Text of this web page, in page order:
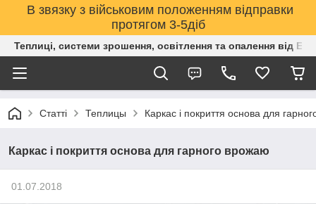
В звязку з військовим положенням відправки
протягом 3-5діб
Теплиці, системи зрошення, освітлення та опалення від
Статті Теплицы Каркас і покриття основа для
Каркас і покриття основа для гарного врожаю
01.07.2018